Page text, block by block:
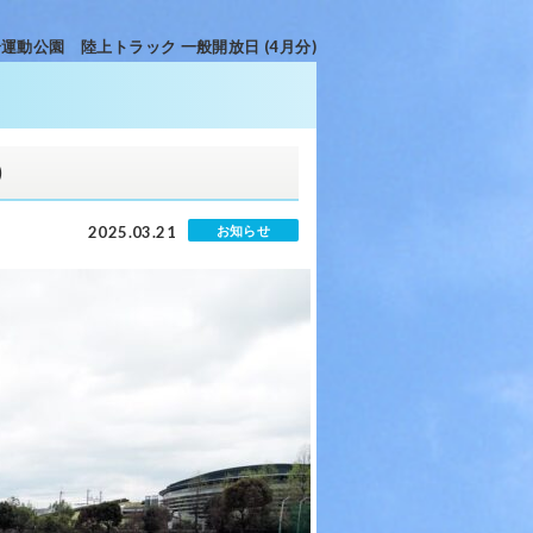
動公園 陸上トラック 一般開放日 (4月分)
2025.03.21 お知らせ